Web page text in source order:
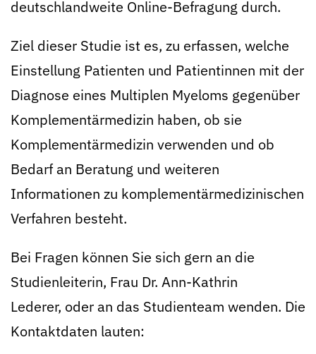
deutschlandweite Online-Befragung durch.
Ziel dieser Studie ist es, zu erfassen, welche
Einstellung Patienten und Patientinnen mit der
Diagnose eines Multiplen Myeloms gegenüber
Komplementärmedizin haben, ob sie
Komplementärmedizin verwenden und ob
Bedarf an Beratung und weiteren
Informationen zu komplementärmedizinischen
Verfahren besteht.
Bei Fragen können Sie sich gern an die
Studienleiterin, Frau Dr. Ann-Kathrin
Lederer, oder an das Studienteam wenden. Die
Kontaktdaten lauten: